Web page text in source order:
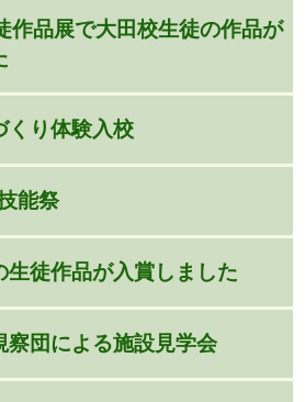
作品展で大田校生徒の作品が
くり体験入校
能祭
生徒作品が入賞しました
察団による施設見学会